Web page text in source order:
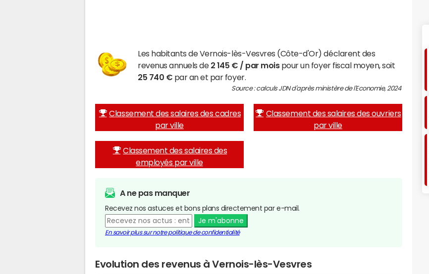
Les habitants de Vernois-lès-Vesvres (Côte-d'Or) déclarent des
revenus annuels de 2 145 € / par moispour un foyer fiscal moyen, soit
25 740 € par an et par foyer.
Source : calculs JDN d'après ministère de l'Economie, 2024
Classement des salaires des cadres
par ville
Classement des salaires des ouvriers
par ville
Classement des salaires des
employés par ville
A ne pas manquer
Recevez nos astuces et bons plans directement par e-mail.
Je m'abonne
En savoir plus sur notre politique de confidentialité
Evolution des revenus à Vernois-lès-Vesvres